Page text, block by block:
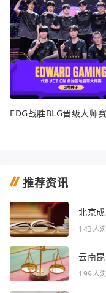
EDG战胜BLG晋级大师赛
推荐资讯
北京
143人
云南
199人